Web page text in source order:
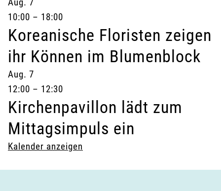
Aug. 7
10:00 – 18:00
Koreanische Floristen zeigen
ihr Können im Blumenblock
Aug. 7
12:00 – 12:30
Kirchenpavillon lädt zum
Mittagsimpuls ein
Kalender anzeigen